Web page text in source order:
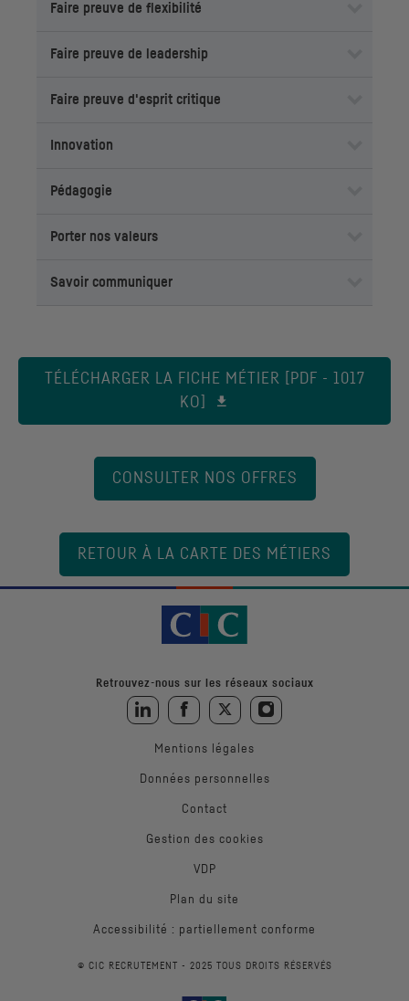
Faire preuve de flexibilité
Faire preuve de leadership
Faire preuve d'esprit critique
Innovation
Pédagogie
Porter nos valeurs
Savoir communiquer
TÉLÉCHARGER LA FICHE MÉTIER [PDF - 1017
KO]
CONSULTER NOS OFFRES
RETOUR À LA CARTE DES MÉTIERS
Retrouvez-nous sur les réseaux sociaux
Retrouvez-nous sur LinkedIn
Retrouvez-nous sur Facebook
Retrouvez-nous sur Twitter
Retrouvez-nous sur
Mentions légales
Données personnelles
Contact
Gestion des cookies
VDP
Plan du site
Accessibilité : partiellement conforme
© CIC RECRUTEMENT - 2025 TOUS DROITS RÉSERVÉS